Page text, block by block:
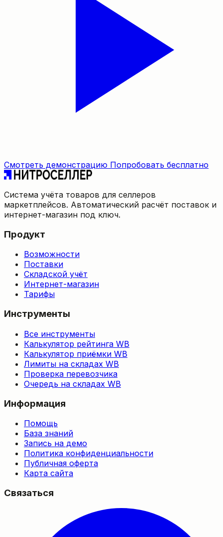
Смотреть демонстрацию Попробовать бесплатно
Система учёта товаров для селлеров
маркетплейсов. Автоматический расчёт поставок и
интернет-магазин под ключ.
Продукт
Возможности
Поставки
Складской учёт
Интернет-магазин
Тарифы
Инструменты
Все инструменты
Калькулятор рейтинга WB
Калькулятор приёмки WB
Лимиты на складах WB
Проверка перевозчика
Очередь на складах WB
Информация
Помощь
База знаний
Запись на демо
Политика конфиденциальности
Публичная оферта
Карта сайта
Связаться